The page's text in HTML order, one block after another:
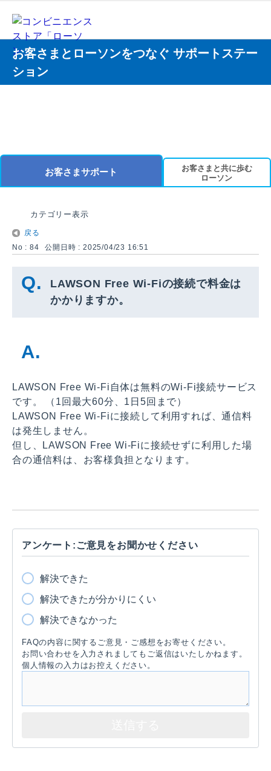
お客さまとローソンをつなぐ サポートステー
ション
お客さまサポート
お客さまと共に歩む
ローソン
カテゴリー表示
戻る
No : 84
公開日時 : 2025/04/23 16:51
LAWSON Free Wi-Fiの接続で料金は
かかりますか。
LAWSON Free Wi-Fi自体は無料のWi-Fi接続サービス
です。 （1回最大60分、1日5回まで）
LAWSON Free Wi-Fiに接続して利用すれば、通信料
は発生しません。
但し、LAWSON Free Wi-Fiに接続せずに利用した場
合の通信料は、お客様負担となります。
アンケート:ご意見をお聞かせください
解決できた
解決できたが分かりにくい
解決できなかった
FAQの内容に関するご意見・ご感想をお寄せください。
お問い合わせを入力されましてもご返信はいたしかねます。
個人情報の入力はお控えください。